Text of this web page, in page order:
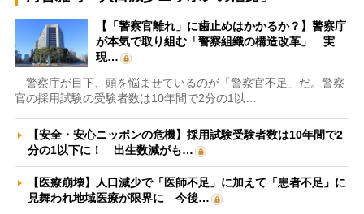
【「警察官離れ」に歯止めはかかるか？】警察庁
が本気で取り組む「警察組織の構造改革」 実
現…
警察庁が目下、頭を悩ませているのが「警察官不足」だ。警察
官の採用試験の受験者数は10年間で2分の1以…
【安全・安心ニッポンの危機】採用試験受験者数は10年間で2
分の1以下に！ 出生数減がも…
【医療崩壊】人口減少で「医師不足」に加えて「患者不足」に
見舞われ地域医療が限界に 今後…